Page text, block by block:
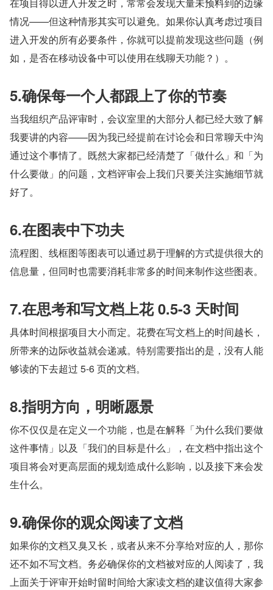
在项目得以进入开发之时，常常会发现大量未预料到的边缘
情况——但这种情形其实可以避免。如果你认真考虑过项目
进入开发的所有必要条件，你就可以提前发现这些问题（例
如，是否在移动设备中可以使用在线聊天功能？）。
5.确保每一个人都跟上了你的节奏
当我组织产品评审时，会议室里的大部分人都已经大致了解
我要讲的内容——因为我已经提前在讨论会和日常聊天中沟
通过这个事情了。既然大家都已经清楚了「做什么」和「为
什么要做」的问题，文档评审会上我们只要关注实施细节就
好了。
6.在图表中下功夫
流程图、线框图等图表可以通过易于理解的方式提供很大的
信息量，但同时也需要消耗非常多的时间来制作这些图表。
7.在思考和写文档上花 0.5-3 天时间
具体时间根据项目大小而定。花费在写文档上的时间越长，
所带来的边际收益就会递减。特别需要指出的是，没有人能
够读的下去超过 5-6 页的文档。
8.指明方向，明晰愿景
你不仅仅是在定义一个功能，也是在解释「为什么我们要做
这件事情」以及「我们的目标是什么」，在文档中指出这个
项目将会对更高层面的规划造成什么影响，以及接下来会发
生什么。
9.确保你的观众阅读了文档
如果你的文档又臭又长，或者从来不分享给对应的人，那你
还不如不写文档。务必确保你的文档被对应的人阅读了，我
上面关于评审开始时留时间给大家读文档的建议值得大家参